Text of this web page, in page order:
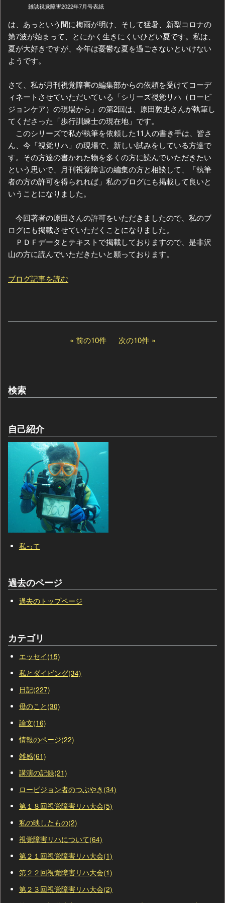
雑誌視覚障害2022年7月号表紙
は、あっという間に梅雨が明け、そして猛暑、新型コロナの
第7波が始まって、とにかく生きにくいひどい夏です。私は、
夏が大好きですが、今年は憂鬱な夏を過ごさないといけない
ようです。
さて、私が月刊視覚障害の編集部からの依頼を受けてコーデ
ィネートさせていただいている「シリーズ視覚リハ（ロービ
ジョンケア）の現場から」の第2回は、原田敦史さんが執筆し
てくださった「歩行訓練士の現在地」です。
このシリーズで私が執筆を依頼した11人の書き手は、皆さ
ん、今「視覚リハ」の現場で、新しい試みをしている方達で
す。その方達の書かれた物を多くの方に読んでいただきたい
という思いで、月刊視覚障害の編集の方と相談して、「執筆
者の方の許可を得られれば」私のブログにも掲載して良いと
いうことになりました。
今回著者の原田さんの許可をいただきましたので、私のブ
ログにも掲載させていただくことになりました。
ＰＤＦデータとテキストで掲載しておりますので、是非沢
山の方に読んでいただきたいと願っております。
ブログ記事を読む
前の10件 次の10件
検索
自己紹介
私って
過去のページ
過去のトップページ
カテゴリ
エッセイ(15)
私とダイビング(34)
日記(227)
母のこと(30)
論文(16)
情報のページ(22)
雑感(61)
講演の記録(21)
ロービジョン者のつぶやき(34)
第１８回視覚障害リハ大会(5)
私の映したもの(2)
視覚障害リハについて(64)
第２１回視覚障害リハ大会(1)
第２２回視覚障害リハ大会(1)
第２３回視覚障害リハ大会(2)